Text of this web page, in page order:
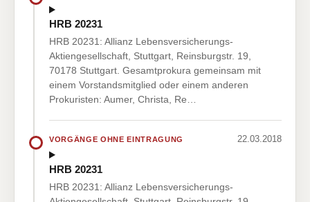
HRB 20231
HRB 20231: Allianz Lebensversicherungs-
Aktiengesellschaft, Stuttgart, Reinsburgstr. 19,
70178 Stuttgart. Gesamtprokura gemeinsam mit
einem Vorstandsmitglied oder einem anderen
Prokuristen: Aumer, Christa, Re…
VORGÄNGE OHNE EINTRAGUNG 22.03.2018
HRB 20231
HRB 20231: Allianz Lebensversicherungs-